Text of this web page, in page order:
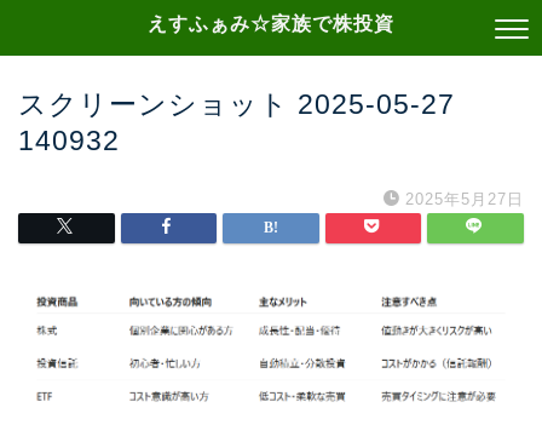
えすふぁみ☆家族で株投資
スクリーンショット 2025-05-27
140932
2025年5月27日